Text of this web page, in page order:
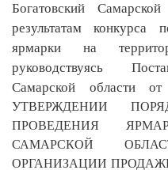
Богатовский
результатам конкурса
ярмарки на
руководствуясь
Самарской области
УТВЕРЖДЕНИИ
ПРОВЕДЕНИЯ
САМАРСКОЙ
ОРГАНИЗАЦИИ